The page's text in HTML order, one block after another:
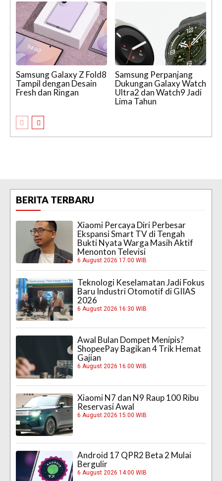
Samsung Galaxy Z Fold8
Tampil dengan Desain
Fresh dan Ringan
Samsung Perpanjang
Dukungan Galaxy Watch
Ultra2 dan Watch9 Jadi
Lima Tahun
BERITA TERBARU
Xiaomi Percaya Diri Perbesar
Ekspansi Smart TV di Tengah
Bukti Nyata Warga Masih Aktif
Menonton Televisi
6 August 2026 17:00 WIB
Teknologi Keselamatan Jadi Fokus
Baru Industri Otomotif di GIIAS
2026
6 August 2026 16:30 WIB
Awal Bulan Dompet Menipis?
ShopeePay Bagikan 4 Trik Hemat
Gajian
6 August 2026 16:00 WIB
Xiaomi N7 dan N9 Raup 100 Ribu
Reservasi Awal
6 August 2026 15:00 WIB
Android 17 QPR2 Beta 2 Mulai
Bergulir
6 August 2026 14:00 WIB